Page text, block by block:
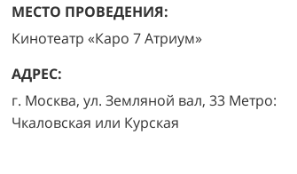
МЕСТО ПРОВЕДЕНИЯ:
Кинотеатр «Каро 7 Атриум»
АДРЕС:
г. Москва, ул. Земляной вал, 33 Метро:
Чкаловская или Курская